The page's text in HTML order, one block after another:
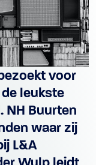
voor
leukste
NH Buurten
waar zij
L&A